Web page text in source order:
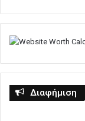
Διαφήμιση